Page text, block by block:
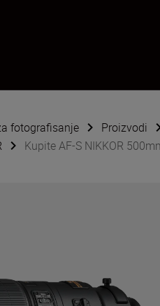
fotografisanje Proizvodi
Kupite AF-S NIKKOR